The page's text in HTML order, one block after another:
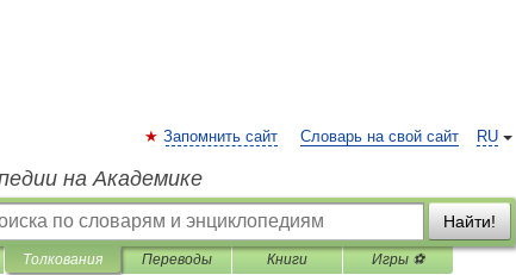
RU
Запомнить сайт Словарь на свой сайт
на Академике
Найти!
Толкования Переводы Книги Игры ⚽